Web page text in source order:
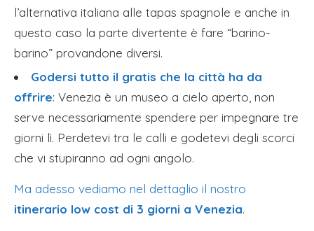
l’alternativa italiana alle tapas spagnole e anche in
questo caso la parte divertente è fare “barino-
barino” provandone diversi.
Godersi tutto il gratis che la città ha da
offrire: Venezia è un museo a cielo aperto, non
serve necessariamente spendere per impegnare tre
giorni lì. Perdetevi tra le calli e godetevi degli scorci
che vi stupiranno ad ogni angolo.
Ma adesso vediamo nel dettaglio il nostro
itinerario low cost di 3 giorni a Venezia.